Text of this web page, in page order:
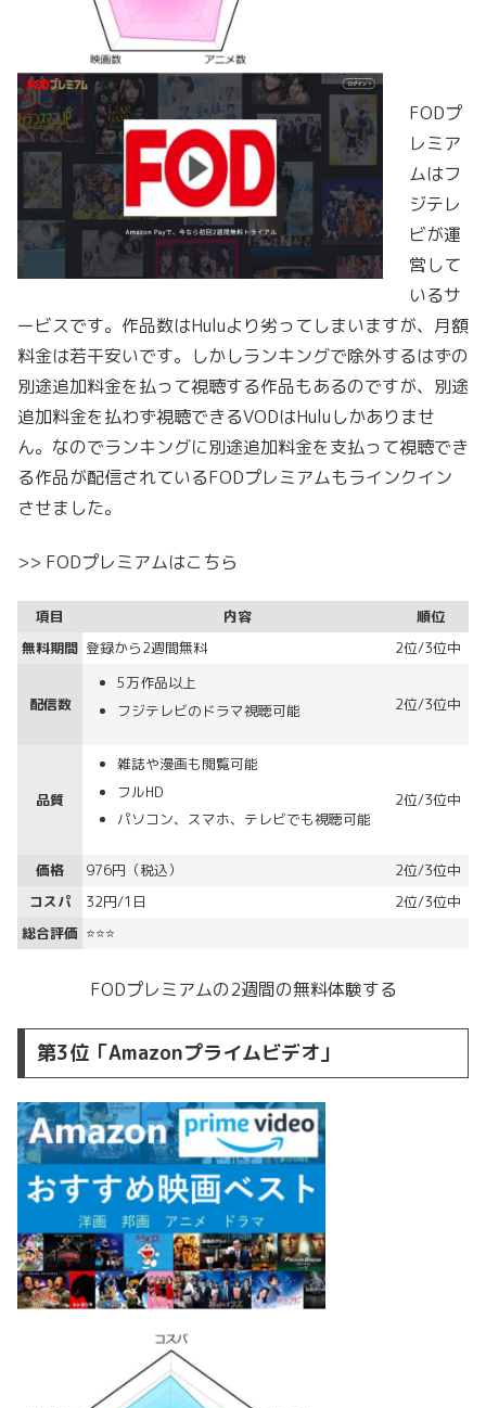
FODプ
レミア
ムはフ
ジテレ
ビが運
営して
いるサ
ービスです。作品数はHuluより劣ってしまいますが、月額
料金は若干安いです。しかしランキングで除外するはずの
別途追加料金を払って視聴する作品もあるのですが、別途
追加料金を払わず視聴できるVODはHuluしかありませ
ん。なのでランキングに別途追加料金を支払って視聴でき
る作品が配信されているFODプレミアムもラインクイン
させました。
>> FODプレミアムはこちら
項目 内容
順位
無料期間 登録から2週間無料 2位/3位中
配信数
5万作品以上
フジテレビのドラマ視聴可能
2位/3位中
品質
雑誌や漫画も閲覧可能
フルHD
パソコン、スマホ、テレビでも視聴可能
2位/3位中
価格 976円（税込）
2位/3位中
コスパ
32円/1日
2位/3位中
総合評価 ⭐⭐⭐
FODプレミアムの2週間の無料体験する
第3位「Amazonプライムビデオ」